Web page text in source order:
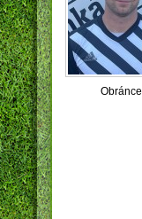
Obránce